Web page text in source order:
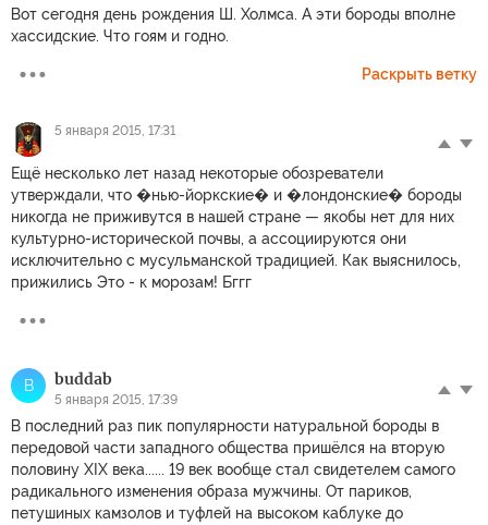
Вот сегодня день рождения Ш. Холмса. А эти бороды вполне
хассидские. Что гоям и годно.
Раскрыть ветку
5 января 2015, 17:31
Ещё несколько лет назад некоторые обозреватели
утверждали, что �нью-йоркские� и �лондонские� бороды
никогда не приживутся в нашей стране — якобы нет для них
культурно-исторической почвы, а ассоциируются они
исключительно с мусульманской традицией. Как выяснилось,
прижились Это - к морозам! Бггг
B buddab
5 января 2015, 17:39
В последний раз пик популярности натуральной бороды в
передовой части западного общества пришёлся на вторую
половину XIX века...... 19 век вообще стал свидетелем самого
радикального изменения образа мужчины. От париков,
петушиных камзолов и туфлей на высоком каблуке до